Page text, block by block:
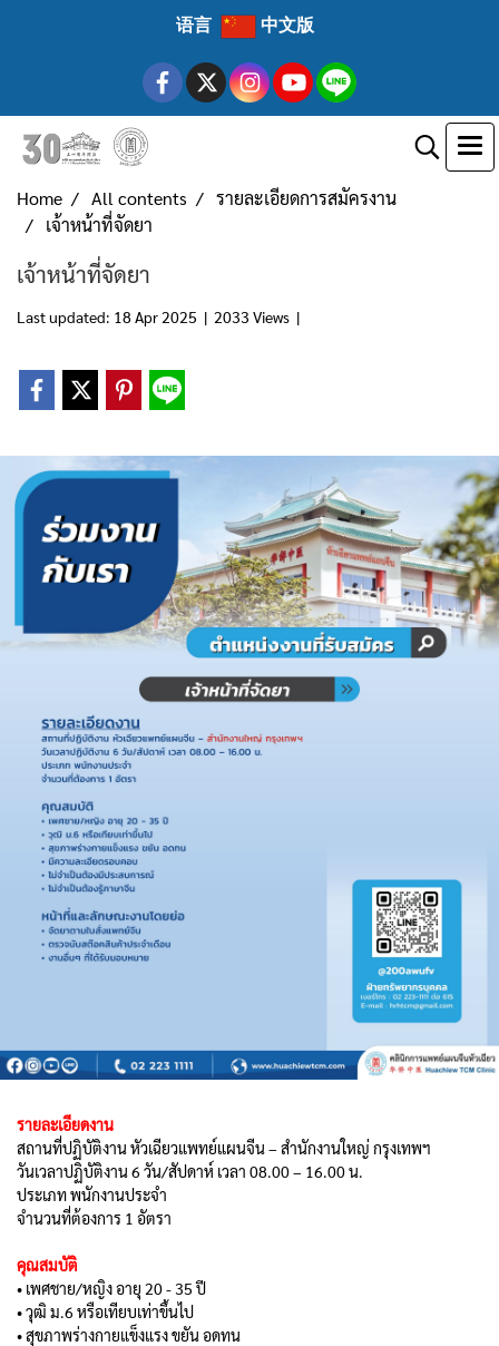
语言 中文版
Home All contents
รายละเอียดการสมัครงาน
เจ้าหน้าที่จัดยา
เจ้าหน้าที่จัดยา
Last updated: 18 Apr 2025 | 2033 Views |
รายละเอียดงาน
สถานที่ปฏิบัติงาน หัวเฉียวแพทย์แผนจีน – สำนักงานใหญ่ กรุงเทพฯ
วันเวลาปฏิบัติงาน 6 วัน/สัปดาห์ เวลา 08.00 – 16.00 น.
ประเภท พนักงานประจำ
จำนวนที่ต้องการ 1 อัตรา
คุณสมบัติ
• เพศชาย/หญิง อายุ 20 - 35 ปี
• วุฒิ ม.6 หรือเทียบเท่าขึ้นไป
• สุขภาพร่างกายแข็งแรง ขยัน อดทน